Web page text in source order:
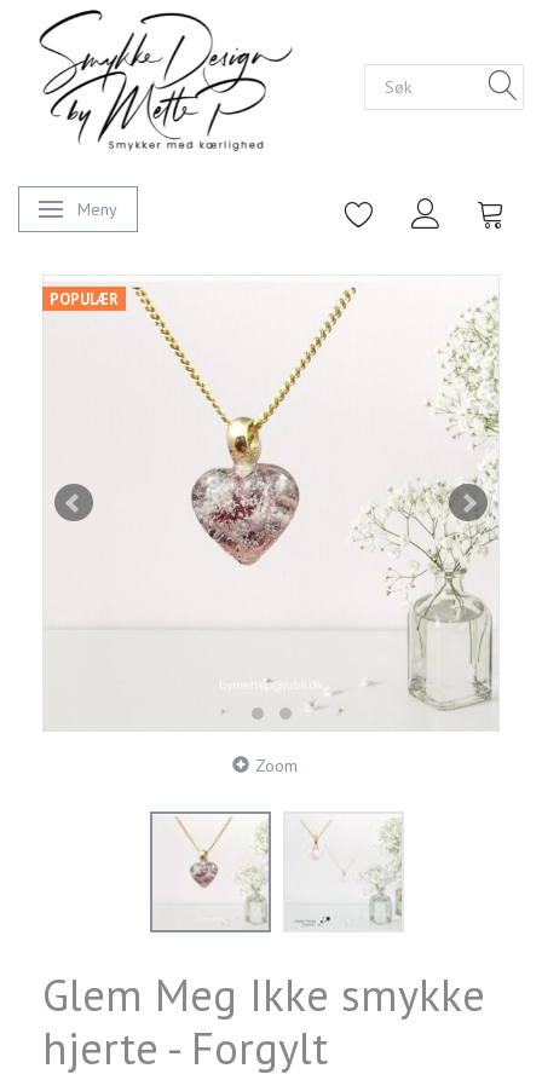
Veksle navigasjon
Meny
POPULÆR
Zoom
Glem Meg Ikke smykke
hjerte - Forgylt